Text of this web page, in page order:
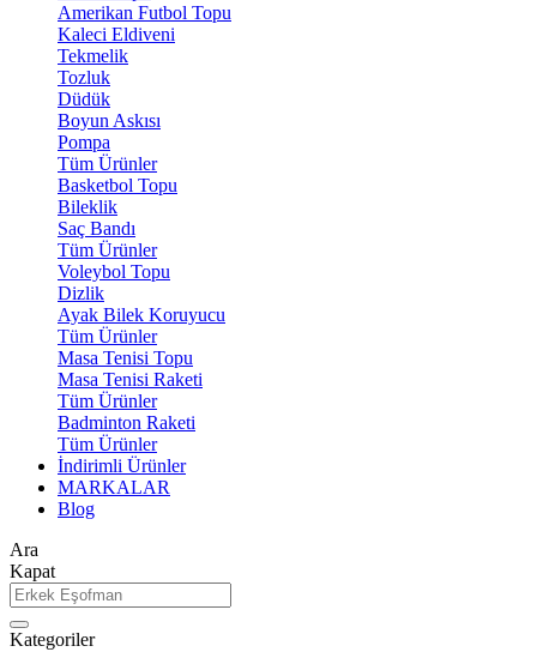
Amerikan Futbol Topu
Kaleci Eldiveni
Tekmelik
Tozluk
Düdük
Boyun Askısı
Pompa
Tüm Ürünler
Basketbol Topu
Bileklik
Saç Bandı
Tüm Ürünler
Voleybol Topu
Dizlik
Ayak Bilek Koruyucu
Tüm Ürünler
Masa Tenisi Topu
Masa Tenisi Raketi
Tüm Ürünler
Badminton Raketi
Tüm Ürünler
İndirimli Ürünler
MARKALAR
Blog
Ara
Kapat
Kategoriler